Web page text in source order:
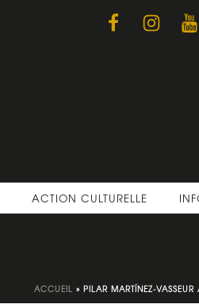
ACTION CULTURELLE
ACCUEIL » PILAR MARTÍNEZ-